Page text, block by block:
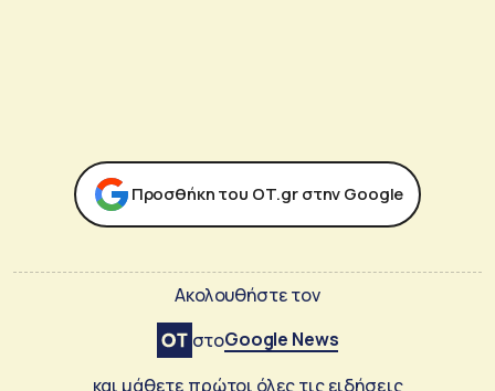
Προσθήκη του ΟΤ.gr στην Google
Ακολουθήστε τον
στοGoogle News
και μάθετε πρώτοι όλες τις ειδήσεις